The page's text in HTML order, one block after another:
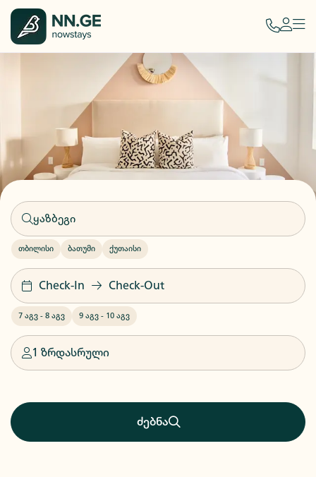
თბილისი ბათუმი ქუთაისი
Check-In Check-Out
7 აგვ - 8 აგვ 9 აგვ - 10 აგვ
1 ზრდასრული
ძებნა